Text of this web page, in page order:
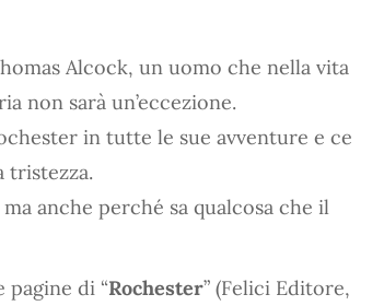
Alcock, un uomo che nella vita
non sarà un’eccezione.
in tutte le sue avventure e ce
tristezza.
anche perché sa qualcosa che il
pagine di “Rochester” (Felici Editore,